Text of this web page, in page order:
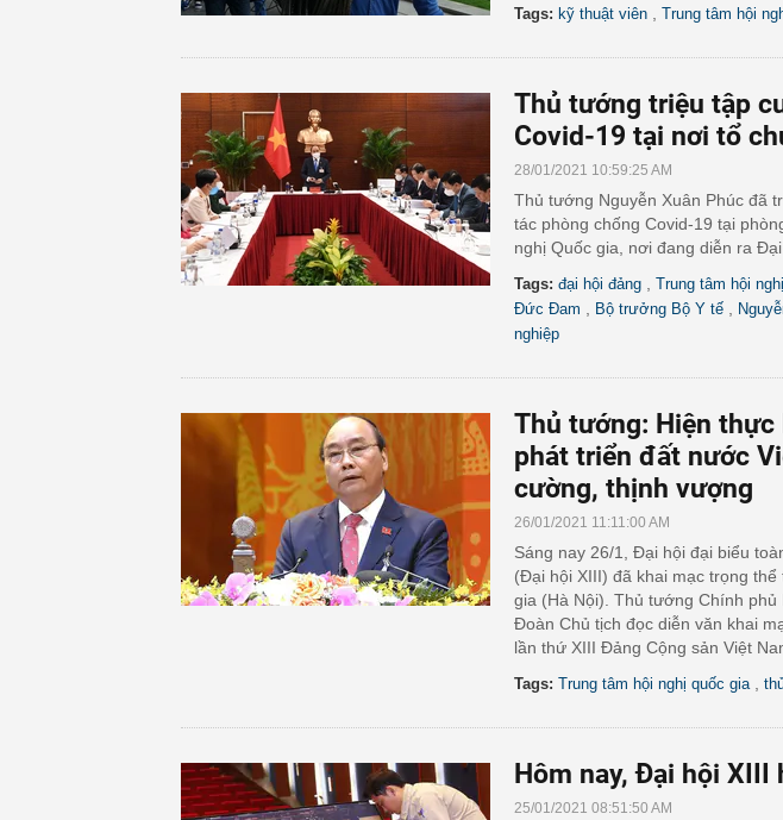
Tags: kỹ thuật viên Trung tâm hội
Thủ tướng triệu tập
Covid-19 tại nơi tổ
28/01/2021 10:59:25 AM
Thủ tướng Nguyễn Xuân Phúc đã
tác phòng chống Covid-19 tại
nghị Quốc gia, nơi đang diễn ra
Tags: đại hội đảng Trung tâm hội
Đức Đam
Bộ trưởng Bộ Y tế
nghiệp
Thủ tướng: Hiện thực
phát triển đất nước
cường, thịnh vượng
26/01/2021 11:11:00 AM
Sáng nay 26/1, Đại hội đại biểu
(Đại hội XIII) đã khai mạc trọng
gia (Hà Nội). Thủ tướng Chính phủ
Đoàn Chủ tịch đọc diễn văn khai
lần thứ XIII Đảng Cộng sản Việt
Tags: Trung tâm hội nghị quốc gia
Hôm nay, Đại hội XIII
25/01/2021 08:51:50 AM